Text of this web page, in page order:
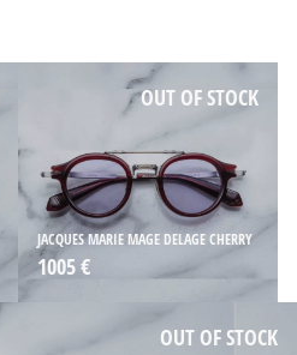
JACQUES MARIE MAGE DELAGE CHERRY
1005 €
OUT OF STOCK
OUT OF STOCK